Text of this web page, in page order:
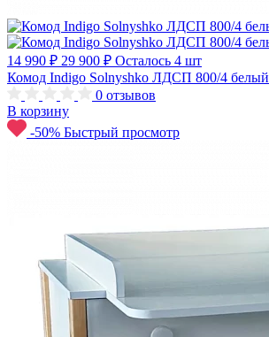
14 990 ₽ 29 900 ₽ Осталось 4 шт
Комод Indigo Solnyshko ЛДСП 800/4 белый
0 отзывов
В корзину
-50% Быстрый просмотр